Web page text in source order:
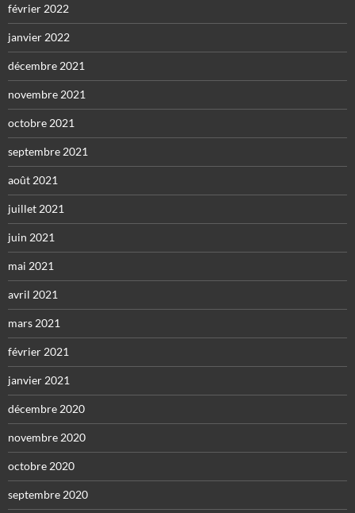
février 2022
janvier 2022
décembre 2021
novembre 2021
octobre 2021
septembre 2021
août 2021
juillet 2021
juin 2021
mai 2021
avril 2021
mars 2021
février 2021
janvier 2021
décembre 2020
novembre 2020
octobre 2020
septembre 2020